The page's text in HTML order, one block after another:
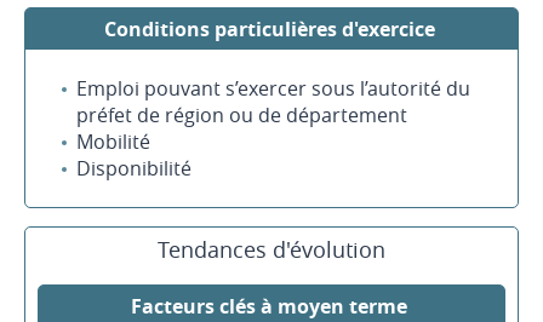
Conditions particulières d'exercice
Emploi pouvant s’exercer sous l’autorité du
préfet de région ou de département
Mobilité
Disponibilité
Tendances d'évolution
Facteurs clés à moyen terme